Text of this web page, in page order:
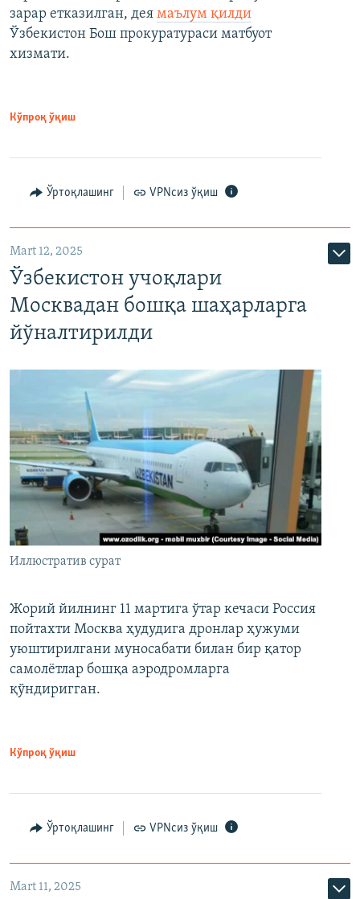
зарар етказилган, дея маълум қилди
Ўзбекистон Бош прокуратураси матбуот
хизмати.
Кўпроқ ўқиш
Ўртоқлашинг VPNсиз ўқиш
Mart 12, 2025
Ўзбекистон учоқлари
Москвадан бошқа шаҳарларга
йўналтирилди
Иллюстратив сурат
Жорий йилнинг 11 мартига ўтар кечаси Россия
пойтахти Москва ҳудудига дронлар ҳужуми
уюштирилгани муносабати билан бир қатор
самолётлар бошқа аэродромларга
қўндиригган.
Кўпроқ ўқиш
Ўртоқлашинг VPNсиз ўқиш
Mart 11, 2025